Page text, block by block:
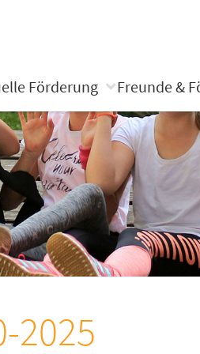
Förderung Freunde &
2025